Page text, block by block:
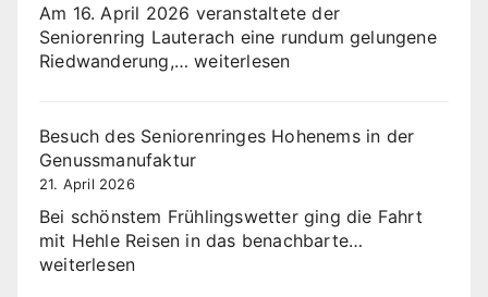
Am 16. April 2026 veranstaltete der
Seniorenring Lauterach eine rundum gelungene
Riedwanderung,…Riedwanderung
weiterlesen
Besuch des Seniorenringes Hohenems in der
Genussmanufaktur
21. April 2026
Bei schönstem Frühlingswetter ging die Fahrt
mit Hehle Reisen in das benachbarte…
weiterlesen